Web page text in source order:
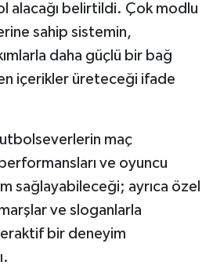
alacağı belirtildi. Çok modlu
sahip sistemin,
daha güçlü bir bağ
içerikler üreteceği ifade
maç
ve oyuncu
sağlayabileceği; ayrıca özel
ve sloganlarla
bir deneyim